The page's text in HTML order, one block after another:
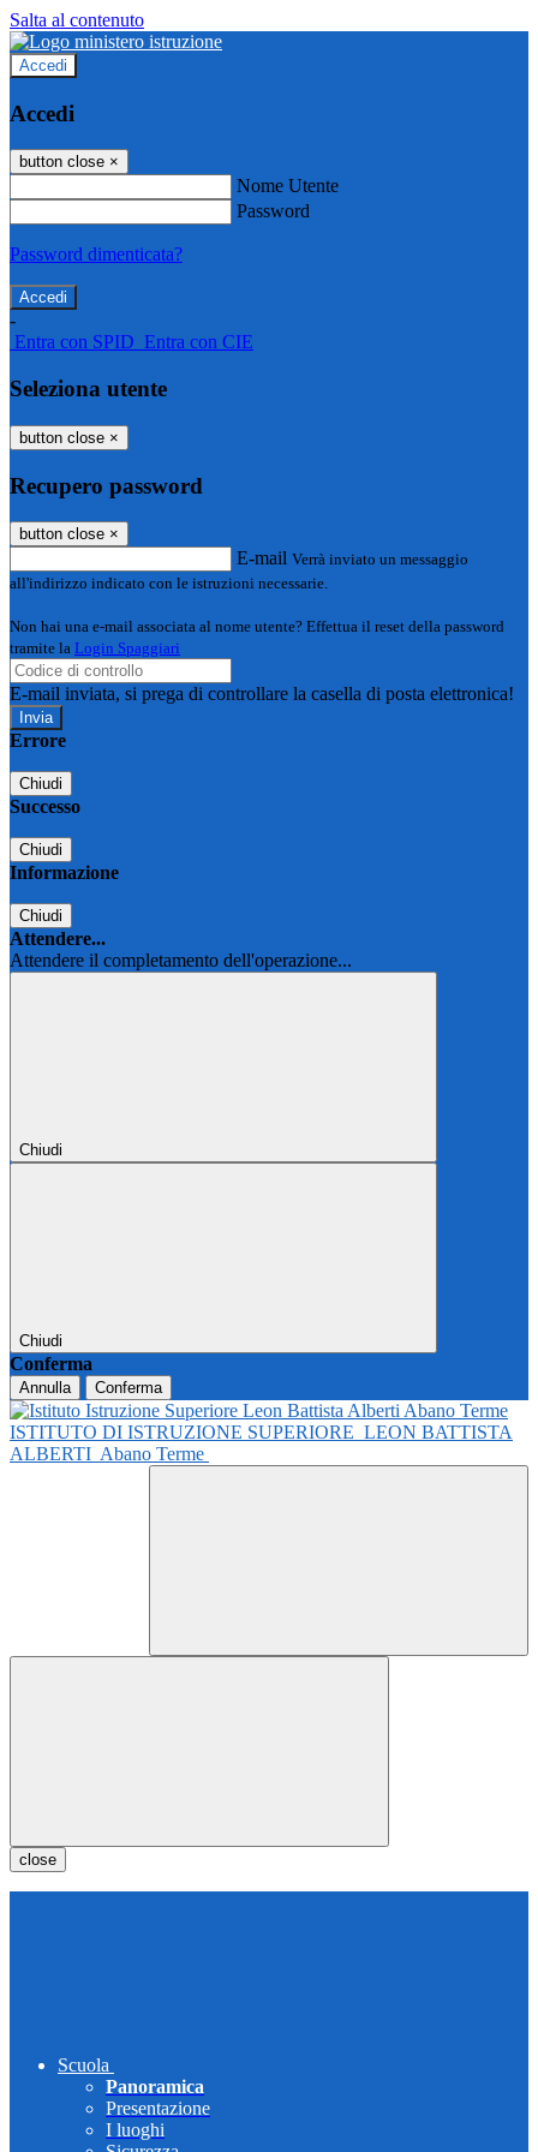
Salta al contenuto
Accedi
Accedi
button close ×
Nome Utente
Password
Password dimenticata?
-
Entra con SPID Entra con CIE
Seleziona utente
button close ×
Recupero password
button close ×
E-mail Verrà inviato un messaggio
all'indirizzo indicato con le istruzioni necessarie.
Non hai una e-mail associata al nome utente? Effettua il reset della password
tramite la Login Spaggiari
E-mail inviata, si prega di controllare la casella di posta elettronica!
Errore
Chiudi
Successo
Chiudi
Informazione
Chiudi
Attendere...
Attendere il completamento dell'operazione...
Chiudi
Chiudi
Conferma
Annulla Conferma
ISTITUTO DI ISTRUZIONE SUPERIORE LEON BATTISTA
ALBERTI Abano Terme
close
Scuola
Panoramica
Presentazione
I luoghi